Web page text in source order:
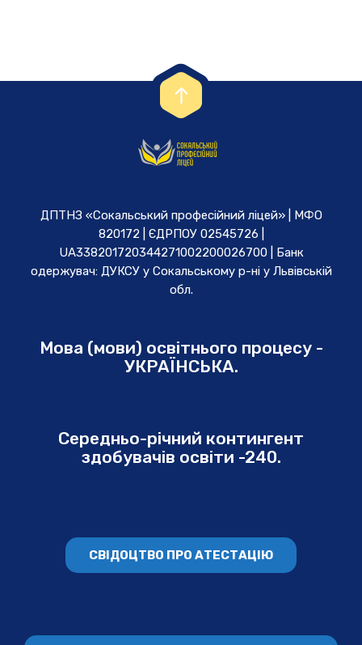
ДПТНЗ «Сокальський професійний ліцей» | МФО
820172 | ЄДРПОУ 02545726 |
UA338201720344271002200026700 | Банк
одержувач: ДУКСУ у Cокальському р-ні у Львівській
обл.
Мова (мови) освітнього процесу -
УКРАЇНСЬКА.
Середньо-річний контингент
здобувачів освіти -240.
СВІДОЦТВО ПРО АТЕСТАЦІЮ